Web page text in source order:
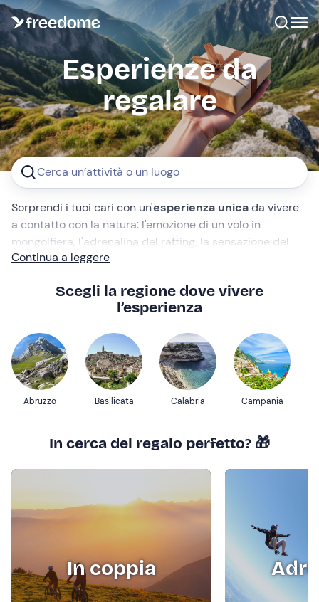
Esperienze da
regalare
Cerca un’attività o un luogo
Sorprendi i tuoi cari con un'esperienza unicada vivere
a contatto con la natura: l'emozione di un volo in
mongolfiera, l'adrenalina del rafting, la sensazione del
volo libero in parapendio, il fascino di una passeggiata a
abbiamo selezionato per te in tutta Italia, ricevi subito il
e regala un ricordo indimenticabile.
Continua a leggere
Scegli la regione dove vivere
l’esperienza
Abruzzo Basilicata Calabria
Campania
In cerca del regalo perfetto? 🎁
In coppia